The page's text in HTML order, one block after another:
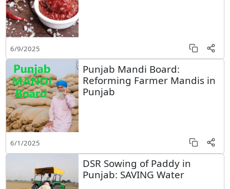
6/9/2025
Punjab Mandi Board:
Reforming Farmer Mandis in
Punjab
6/1/2025
DSR Sowing of Paddy in
Punjab: SAVING Water